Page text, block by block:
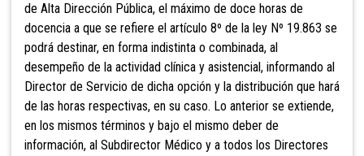
de Alta Dirección Pública, el máximo de doce horas de
docencia a que se refiere el artículo 8º de la ley Nº 19.863 se
podrá destinar, en forma indistinta o combinada, al
desempeño de la actividad clínica y asistencial, informando al
Director de Servicio de dicha opción y la distribución que hará
de las horas respectivas, en su caso. Lo anterior se extiende,
en los mismos términos y bajo el mismo deber de
información, al Subdirector Médico y a todos los Directores